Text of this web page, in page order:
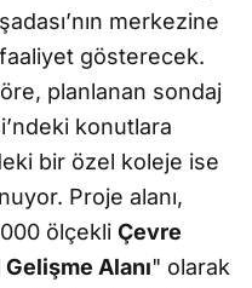
merkezine
gösterecek.
planlanan sondaj
konutlara
bir özel koleje ise
Proje alanı,
ölçekli Çevre
Alanı" olarak